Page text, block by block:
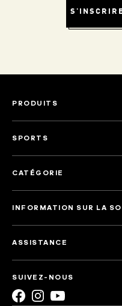
PRODUITS
SPORTS
CATÉGORIE
INFORMATION SUR LA
ASSISTANCE
SUIVEZ-NOUS